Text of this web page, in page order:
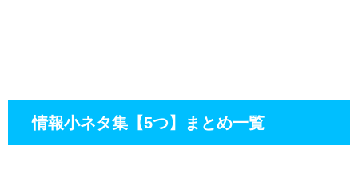
情報小ネタ集【5つ】まとめ一覧